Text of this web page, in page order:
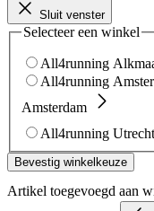
Sluit venster
Selecteer een winkel
All4running
All4running
Amsterdam
All4running Utrecht
Bevestig winkelkeuze
Artikel toegevoegd aan